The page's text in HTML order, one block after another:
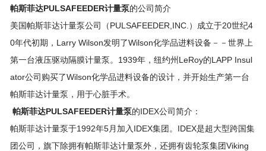
帕斯菲达PULSAFEEDER计量泵的公司简介
美国帕斯菲达计量泵公司（PULSAFEEDER,INC.）成立于20世纪4
0年代初期，Larry Wilson发明了Wilson化学品进料设备－－世界上
第一台液压驱动隔膜计量泵。1939年，纽约州LeRoy的LAPP Insul
ator公司购买了Wilson化学品进料设备的设计，并开始生产第一台
帕斯菲达计量泵，用于心脏手术。
帕斯菲达PULSAFEEDER计量泵的IDEX公司简介：
帕斯菲达计量泵于1992年5月加入IDEX集团。IDEX是超大型跨国集
团公司，旗下除拥有帕斯菲达计量泵外，还拥有齿轮泵集团Viking